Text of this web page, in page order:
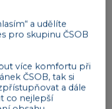
Patria.cz
ve
,Google
vybere tři důležitá
vyzpovídá
se!
a udělíte
pro skupinu ČSOB
více komfortu při
ČSOB, tak si
a dále
co nejlepší